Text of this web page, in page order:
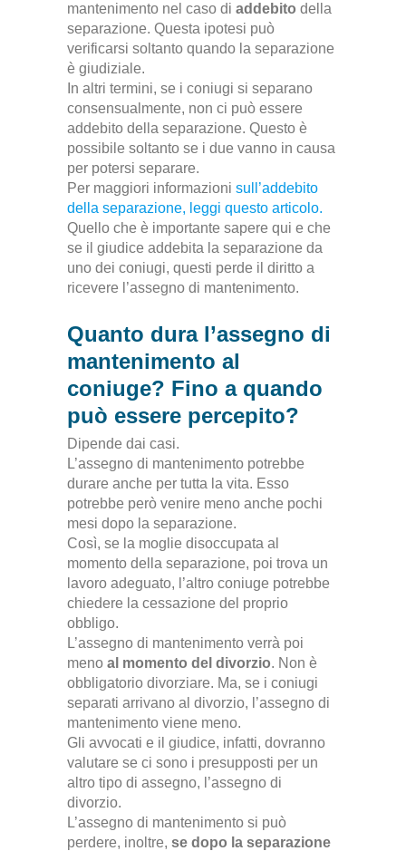
mantenimento nel caso di addebito della
separazione. Questa ipotesi può
verificarsi soltanto quando la separazione
è giudiziale.
In altri termini, se i coniugi si separano
consensualmente, non ci può essere
addebito della separazione. Questo è
possibile soltanto se i due vanno in causa
per potersi separare.
Per maggiori informazioni sull’addebito
della separazione, leggi questo articolo.
Quello che è importante sapere qui e che
se il giudice addebita la separazione da
uno dei coniugi, questi perde il diritto a
ricevere l’assegno di mantenimento.
Quanto dura l’assegno di
mantenimento al
coniuge? Fino a quando
può essere percepito?
Dipende dai casi.
L’assegno di mantenimento potrebbe
durare anche per tutta la vita. Esso
potrebbe però venire meno anche pochi
mesi dopo la separazione.
Così, se la moglie disoccupata al
momento della separazione, poi trova un
lavoro adeguato, l’altro coniuge potrebbe
chiedere la cessazione del proprio
obbligo.
L’assegno di mantenimento verrà poi
meno al momento del divorzio. Non è
obbligatorio divorziare. Ma, se i coniugi
separati arrivano al divorzio, l’assegno di
mantenimento viene meno.
Gli avvocati e il giudice, infatti, dovranno
valutare se ci sono i presupposti per un
altro tipo di assegno, l’assegno di
divorzio.
L’assegno di mantenimento si può
perdere, inoltre, se dopo la separazione